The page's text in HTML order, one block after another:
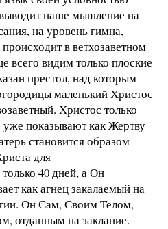
наше мышление на
на уровень гимна,
в ветхозаветном
всего видим только плоские
престол, над которым
маленький Христос
Христос только
показывают как Жертву
становится образом
для
40 дней, а Он
как агнец закалаемый на
Он Сам, Своим Телом,
отданным на заклание.